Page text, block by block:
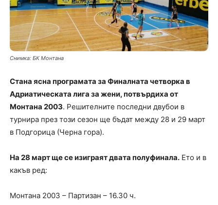
Снимка: БК Монтана
Стана ясна програмата за Финалната четворка в
Адриатическата лига за жени, потвърдиха от
Монтана 2003. Решителните последни двубои в
турнира през този сезон ще бъдат между 28 и 29 март
в Подгорица (Черна гора).
На 28 март ще се изиграят двата полуфинала. Ето и в
какъв ред:
Монтана 2003 – Партизан – 16.30 ч.